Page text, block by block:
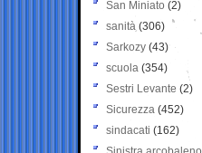
San Miniato (2)
sanità (306)
Sarkozy (43)
scuola (354)
Sestri Levante (2)
Sicurezza (452)
sindacati (162)